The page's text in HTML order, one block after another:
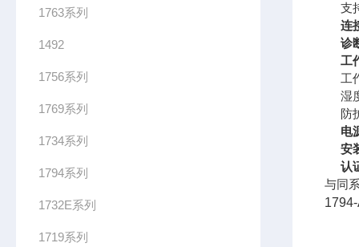
1763系列
1492
1756系列
1769系列
1734系列
1794系列
1732E系列
1719系列
支
连
诊
工
工
湿
防
电
安
认
与同